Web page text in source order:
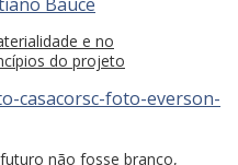
e no
do projeto
não fosse branco,